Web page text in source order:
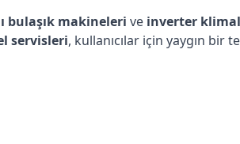
bulaşık makineleri ve inverter
servisleri, kullanıcılar için yaygın bir